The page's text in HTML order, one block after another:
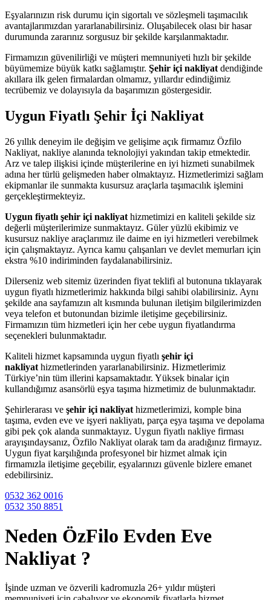
Eşyalarınızın risk durumu için sigortalı ve sözleşmeli taşımacılık
avantajlarımızdan yararlanabilirsiniz. Oluşabilecek olası bir hasar
durumunda zararınız sorgusuz bir şekilde karşılanmaktadır.
Firmamızın güvenilirliği ve müşteri memnuniyeti hızlı bir şekilde
büyümemize büyük katkı sağlamıştır. Şehir içi nakliyat dendiğinde
akıllara ilk gelen firmalardan olmamız, yıllardır edindiğimiz
tecrübemiz ve dolayısıyla da başarımızın göstergesidir.
Uygun Fiyatlı Şehir İçi Nakliyat
26 yıllık deneyim ile değişim ve gelişime açık firmamız Özfilo
Nakliyat, nakliye alanında teknolojiyi yakından takip etmektedir.
Arz ve talep ilişkisi içinde müşterilerine en iyi hizmeti sunabilmek
adına her türlü gelişmeden haber olmaktayız. Hizmetlerimizi sağlam
ekipmanlar ile sunmakta kusursuz araçlarla taşımacılık işlemini
gerçekleştirmekteyiz.
Uygun fiyatlı şehir içi nakliyat hizmetimizi en kaliteli şekilde siz
değerli müşterilerimize sunmaktayız. Güler yüzlü ekibimiz ve
kusursuz nakliye araçlarımız ile daime en iyi hizmetleri verebilmek
için çalışmaktayız. Ayrıca kamu çalışanları ve devlet memurları için
ekstra %10 indiriminden faydalanabilirsiniz.
Dilerseniz web sitemiz üzerinden fiyat teklifi al butonuna tıklayarak
uygun fiyatlı hizmetlerimiz hakkında bilgi sahibi olabilirsiniz. Aynı
şekilde ana sayfamızın alt kısmında bulunan iletişim bilgilerimizden
veya telefon et butonundan bizimle iletişime geçebilirsiniz.
Firmamızın tüm hizmetleri için her cebe uygun fiyatlandırma
seçenekleri bulunmaktadır.
Kaliteli hizmet kapsamında uygun fiyatlı şehir içi
nakliyat hizmetlerinden yararlanabilirsiniz. Hizmetlerimiz
Türkiye’nin tüm illerini kapsamaktadır. Yüksek binalar için
kullandığımız asansörlü eşya taşıma hizmetimiz de bulunmaktadır.
Şehirlerarası ve şehir içi nakliyat hizmetlerimizi, komple bina
taşıma, evden eve ve işyeri nakliyatı, parça eşya taşıma ve depolama
gibi pek çok alanda sunmaktayız. Uygun fiyatlı nakliye firması
arayışındaysanız, Özfilo Nakliyat olarak tam da aradığınız firmayız.
Uygun fiyat karşılığında profesyonel bir hizmet almak için
firmamızla iletişime geçebilir, eşyalarınızı güvenle bizlere emanet
edebilirsiniz.
0532 362 0016
0532 350 8851
Neden ÖzFilo Evden Eve
Nakliyat ?
İşinde uzman ve özverili kadromuzla 26+ yıldır müşteri